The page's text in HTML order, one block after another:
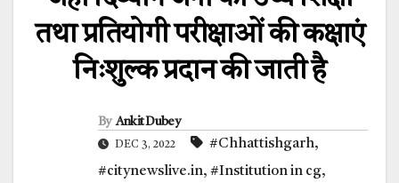
तथा प्रतियोगी परीक्षाओं की कक्षाएं
निःशुल्क प्रदान की जाती है
By Ankit Dubey
DEC 3, 2022 #Chhattishgarh,
#citynewslive.in, #Institution in cg,